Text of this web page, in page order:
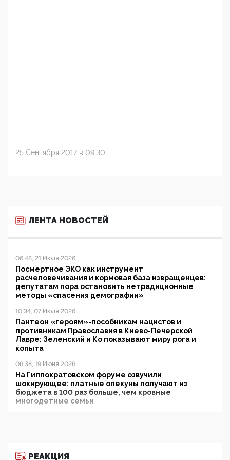
25 Сентября 2017 в 09:30
ЛЕНТА НОВОСТЕЙ
06:48, 21 Июля 2026
Посмертное ЭКО как инструмент
расчеловечивания и кормовая база извращенцев:
депутатам пора остановить нетрадиционные
методы «спасения демографии»
10:34, 07 Июля 2026
Пантеон «героям»-пособникам нацистов и
противникам Православия в Киево-Печерской
Лавре: Зеленский и Ко показывают миру рога и
копыта
06:38, 19 Июня 2026
На Гиппократовском форуме озвучили
шокирующее: платные опекуны получают из
бюджета в 100 раз больше, чем кровные
многодетные семьи
РЕАКЦИЯ